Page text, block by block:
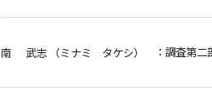
南 武志 （ミナミ タケシ） ：調査第二